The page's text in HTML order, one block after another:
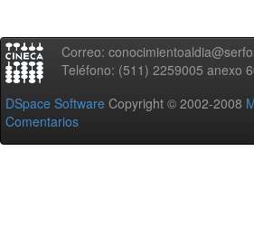
Correo:
Teléfono: (511) 2259005 anexo
DSpace Software Copyright © 2002-2008
Comentarios